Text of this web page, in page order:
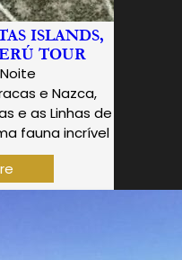
ISLANDS,
TOUR
e Nazca,
e as Linhas de
fauna incrível